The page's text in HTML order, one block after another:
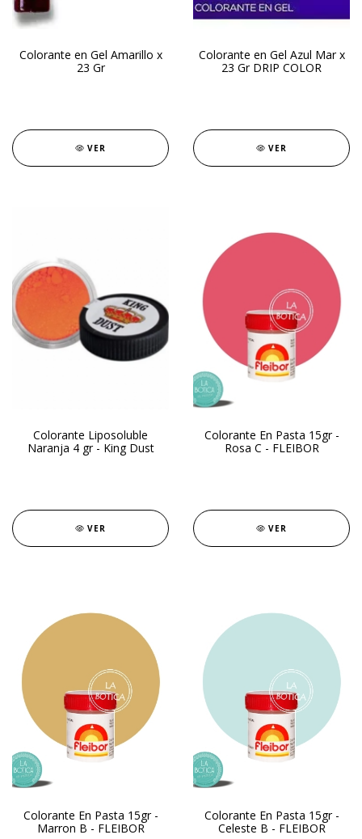
Colorante en Gel Amarillo x
23 Gr
VER
Colorante en Gel Azul Mar x
23 Gr DRIP COLOR
VER
Colorante Liposoluble
Naranja 4 gr - King Dust
VER
Colorante En Pasta 15gr -
Rosa C - FLEIBOR
VER
Colorante En Pasta 15gr -
Marron B - FLEIBOR
Colorante En Pasta 15gr -
Celeste B - FLEIBOR